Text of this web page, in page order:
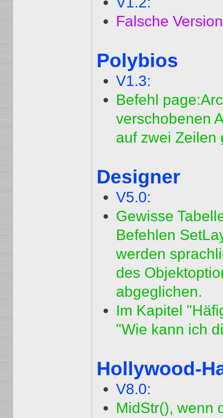
Falsche
Polybios
V1.3:
Befehl
verschobenen
auf zwei Zeilen
Designer
V5.0:
Gewisse
Befehlen
werden
des
abgeglichen.
Im Kapitel
"Wie kann ich
Hollywood-
V8.0:
MidStr(), wenn